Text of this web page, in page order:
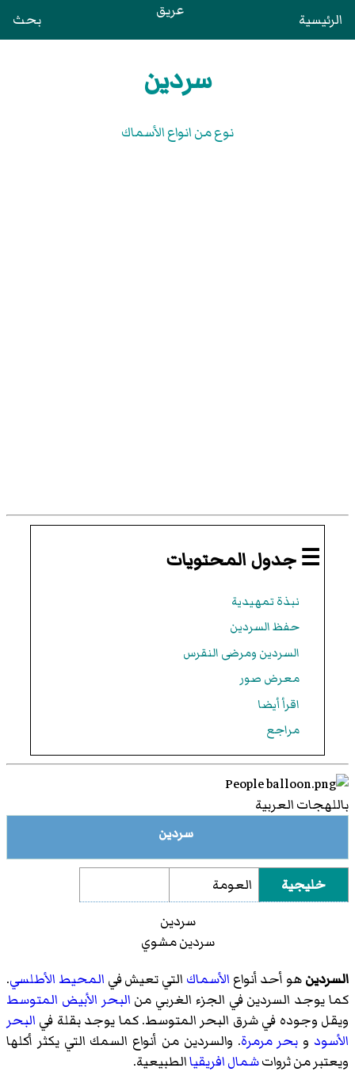
الرئيسية عريق بحث
سردين
نوع من انواع الأسماك
☰ جدول المحتويات
نبذة تمهيدية
حفظ السردين
السردين ومرضى النقرس
معرض صور
اقرأ أيضا
مراجع
باللهجات العربية
سردين
خليجية
العومة
سردين
سردين مشوي
السردينهو أحد أنواع الأسماك التي تعيش في المحيط الأطلسي.
كما يوجد السردين في الجزء الغربي من البحر الأبيض المتوسط
ويقل وجوده في شرق البحر المتوسط. كما يوجد بقلة في البحر
الأسودو بحر مرمرة. والسردين من أنواع السمك التي يكثر أكلها
ويعتبر من ثرواتشمال افريقياالطبيعية.